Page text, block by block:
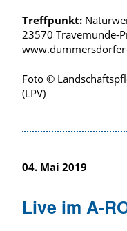
Treffpunkt:
23570 Travemünde-
Foto ©
(LPV)
04. Mai 2019
Live im A-